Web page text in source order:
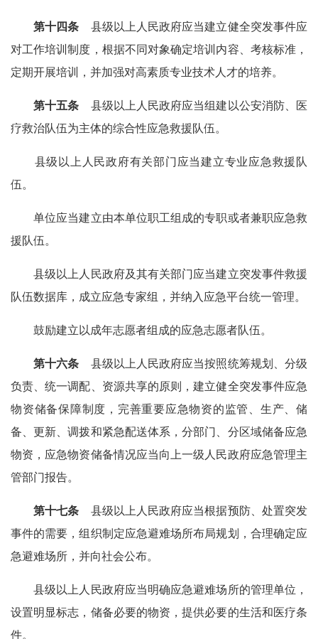
第十四条 县级以上人民政府应当建立健全突发事件应
对工作培训制度，根据不同对象确定培训内容、考核标准，
定期开展培训，并加强对高素质专业技术人才的培养。
第十五条 县级以上人民政府应当组建以公安消防、医
疗救治队伍为主体的综合性应急救援队伍。
县级以上人民政府有关部门应当建立专业应急救援队
伍。
单位应当建立由本单位职工组成的专职或者兼职应急救
援队伍。
县级以上人民政府及其有关部门应当建立突发事件救援
队伍数据库，成立应急专家组，并纳入应急平台统一管理。
鼓励建立以成年志愿者组成的应急志愿者队伍。
第十六条 县级以上人民政府应当按照统筹规划、分级
负责、统一调配、资源共享的原则，建立健全突发事件应急
物资储备保障制度，完善重要应急物资的监管、生产、储
备、更新、调拨和紧急配送体系，分部门、分区域储备应急
物资，应急物资储备情况应当向上一级人民政府应急管理主
管部门报告。
第十七条 县级以上人民政府应当根据预防、处置突发
事件的需要，组织制定应急避难场所布局规划，合理确定应
急避难场所，并向社会公布。
县级以上人民政府应当明确应急避难场所的管理单位，
设置明显标志，储备必要的物资，提供必要的生活和医疗条
件。